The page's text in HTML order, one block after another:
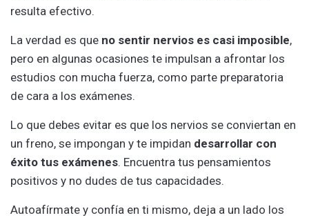
resulta efectivo.
La verdad es que no sentir nervios es casi imposible,
pero en algunas ocasiones te impulsan a afrontar los
estudios con mucha fuerza, como parte preparatoria
de cara a los exámenes.
Lo que debes evitar es que los nervios se conviertan en
un freno, se impongan y te impidan desarrollar con
éxito tus exámenes. Encuentra tus pensamientos
positivos y no dudes de tus capacidades.
Autoafírmate y confía en ti mismo, deja a un lado los